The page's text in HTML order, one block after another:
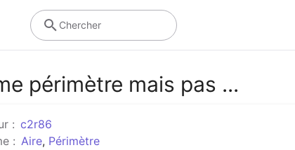
Chercher
périmètre mais pas ...
: c2r86
: Aire, Périmètre